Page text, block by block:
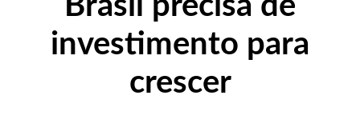
Brasil precisa de
investimento para
crescer